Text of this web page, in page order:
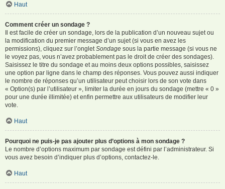
Haut
Comment créer un sondage ?
Il est facile de créer un sondage, lors de la publication d’un nouveau sujet ou
la modification du premier message d’un sujet (si vous en avez les
permissions), cliquez sur l’onglet Sondage sous la partie message (si vous ne
le voyez pas, vous n’avez probablement pas le droit de créer des sondages).
Saisissez le titre du sondage et au moins deux options possibles, saisissez
une option par ligne dans le champ des réponses. Vous pouvez aussi indiquer
le nombre de réponses qu’un utilisateur peut choisir lors de son vote dans
« Option(s) par l’utilisateur », limiter la durée en jours du sondage (mettre « 0 »
pour une durée illimitée) et enfin permettre aux utilisateurs de modifier leur
vote.
Haut
Pourquoi ne puis-je pas ajouter plus d’options à mon sondage ?
Le nombre d’options maximum par sondage est défini par l’administrateur. Si
vous avez besoin d’indiquer plus d’options, contactez-le.
Haut